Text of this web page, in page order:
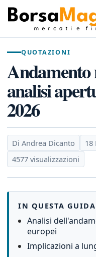
QUOTAZIONI
Andamento
analisi
2026
Di Andrea Dicanto
18
4577 visualizzazioni
IN QUESTA GUIDA
Analisi
europei
Implicazioni a